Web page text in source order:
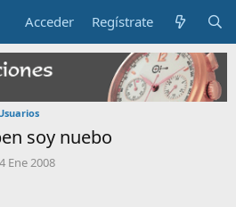
Acceder Regístrate
soy nuebo
Ene 2008